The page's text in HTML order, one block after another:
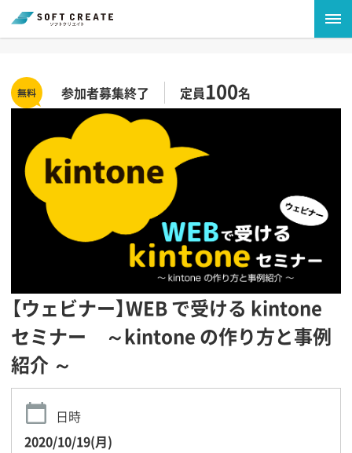
参加者募集終了 定員100名
【ウェビナー】WEB で受ける kintone
セミナー ～kintone の作り方と事例
紹介 ～
日時
2020/10/19(月)